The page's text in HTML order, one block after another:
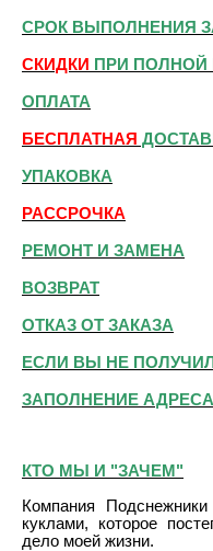
СРОК ВЫПОЛНЕНИЯ
СКИДКИ ПРИ ПОЛНОЙ
ОПЛАТА
БЕСПЛАТНАЯ
УПАКОВКА
РАССРОЧКА
РЕМОНТ И ЗАМЕНА
ВОЗВРАТ
ОТКАЗ ОТ ЗАКАЗА
ЕСЛИ ВЫ НЕ
ЗАПОЛНЕНИЕ
КТО МЫ И "ЗАЧЕМ"
Компания
куклами, которое
дело моей жизни.